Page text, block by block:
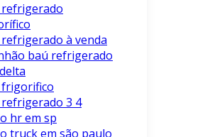
à venda
baú refrigerado
frigorifico
3 4
hr em sp
truck em são paulo